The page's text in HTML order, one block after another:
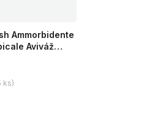
Ammorbidente
Aviváž
1l 33 praní
ks)